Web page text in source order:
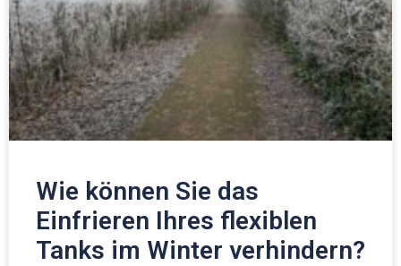
Wie können Sie das
Einfrieren Ihres flexiblen
Tanks im Winter verhindern?